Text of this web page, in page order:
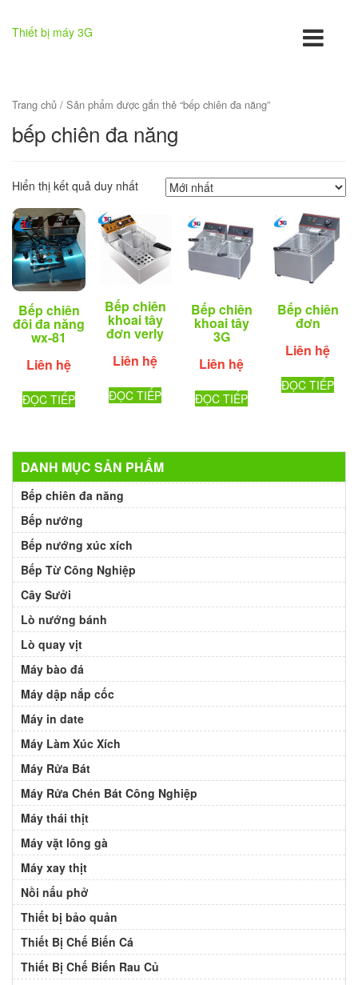
Thiết bị máy 3G
Trang chủ / Sản phẩm được gắn thẻ “bếp chiên đa năng”
bếp chiên đa năng
Hiển thị kết quả duy nhất
Bếp chiên
đôi đa năng
wx-81
Liên hệ
ĐỌC TIẾP
Bếp chiên
khoai tây
đơn verly
Liên hệ
ĐỌC TIẾP
Bếp chiên
khoai tây
3G
Liên hệ
ĐỌC TIẾP
Bếp chiên
đơn
Liên hệ
ĐỌC TIẾP
DANH MỤC SẢN PHẨM
Bếp chiên đa năng
Bếp nướng
Bếp nướng xúc xích
Bếp Từ Công Nghiệp
Cây Sưởi
Lò nướng bánh
Lò quay vịt
Máy bào đá
Máy dập nắp cốc
Máy in date
Máy Làm Xúc Xích
Máy Rửa Bát
Máy Rửa Chén Bát Công Nghiệp
Máy thái thịt
Máy vặt lông gà
Máy xay thịt
Nồi nấu phở
Thiết bị bảo quản
Thiết Bị Chế Biến Cá
Thiết Bị Chế Biến Rau Củ